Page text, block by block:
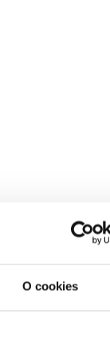
O cookies